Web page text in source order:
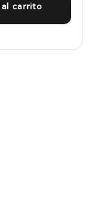
al carrito